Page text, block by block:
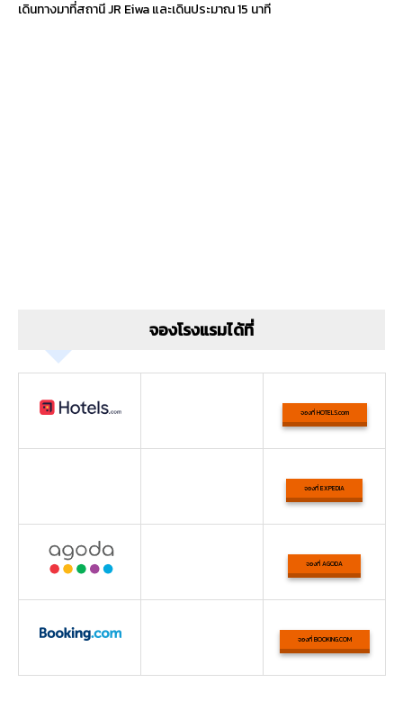
เดินทางมาที่สถานี JR Eiwa และเดินประมาณ 15 นาที
จองโรงแรมได้ที่
จองที่ HOTELS.com
จองที่ EXPEDIA
จองที่ AGODA
จองที่ BOOKING.COM